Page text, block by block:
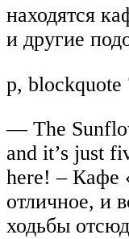
находятся
и другие
p,
— The
and it’s just
here! – Кафе
отличное, и
ходьбы